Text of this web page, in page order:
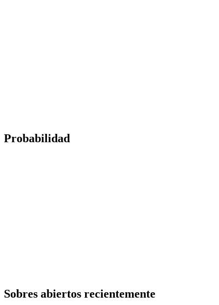
Probabilidad
Sobres abiertos recientemente